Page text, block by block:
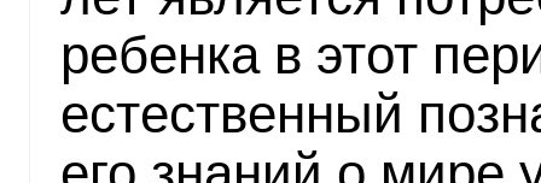
ребенка в этот
естественный